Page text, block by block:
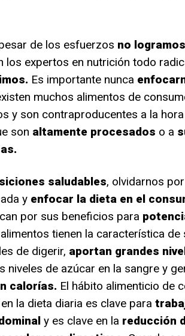
de los esfuerzos no
los expertos en nutrición todo
Es importante nunca
muchos alimentos de
y son contraproducentes a la
son altamente procesados o a
saludables, olvidarnos
y enfocar la dieta en el
por sus beneficios para
tienen la característica de
de digerir, aportan grandes
niveles de azúcar en la sangre y
calorías. El hábito alimenticio de
la dieta diaria es clave para
y es clave en la reducción